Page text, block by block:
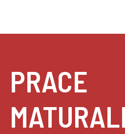
PRACE